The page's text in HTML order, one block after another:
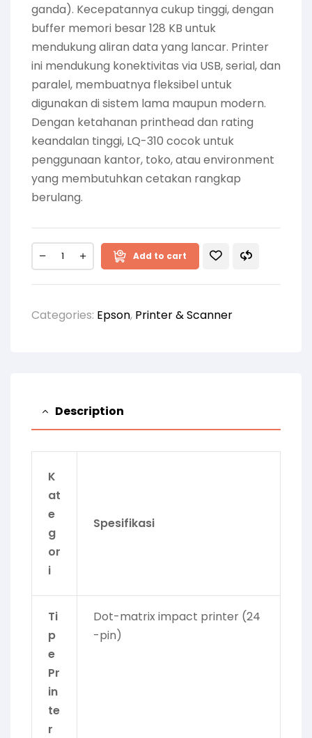
ganda). Kecepatannya cukup tinggi, dengan
buffer memori besar 128 KB untuk
mendukung aliran data yang lancar. Printer
ini mendukung konektivitas via USB, serial, dan
paralel, membuatnya fleksibel untuk
digunakan di sistem lama maupun modern.
Dengan ketahanan printhead dan rating
keandalan tinggi, LQ-310 cocok untuk
penggunaan kantor, toko, atau environment
yang membutuhkan cetakan rangkap
berulang.
Add to cart
Categories: Epson, Printer & Scanner
Description
K
at
e
g
or
i
Spesifikasi
Ti
p
e
Pr
in
te
r
Dot-matrix impact printer (24
-pin)